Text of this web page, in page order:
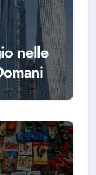
nelle